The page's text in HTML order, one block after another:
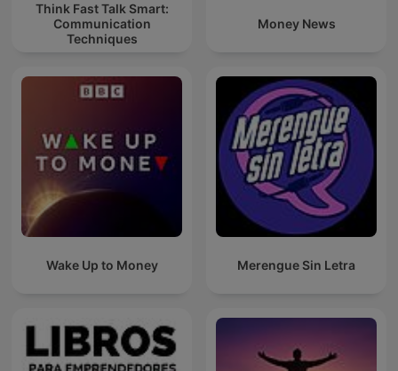
Think Fast Talk Smart:
Communication
Techniques
Money News
Wake Up to Money Merengue Sin Letra